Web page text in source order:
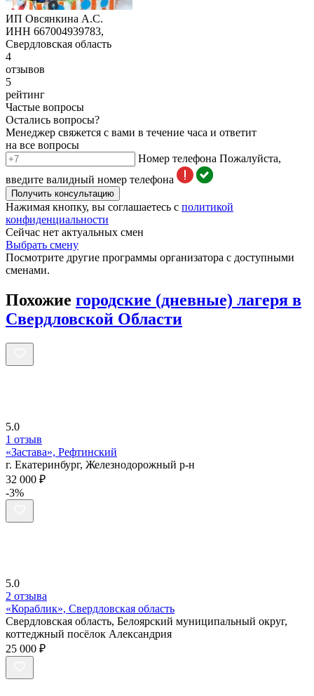
ИП Овсянкина А.С.
ИНН 667004939783,
Свердловская область
4
отзывов
5
рейтинг
Частые вопросы
Остались вопросы?
Менеджер свяжется с вами в течение часа и ответит
на все вопросы
Номер телефона Пожалуйста,
введите валидный номер телефона
Получить консультацию
Нажимая кнопку, вы соглашаетесь с политикой
конфиденциальности
Сейчас нет актуальных смен
Выбрать смену
Посмотрите другие программы организатора с доступными
сменами.
Похожие городские (дневные) лагеря в
Свердловской Области
5.0
1 отзыв
«Застава», Рефтинский
г. Екатеринбург, Железнодорожный р-н
32 000 ₽
-3%
5.0
2 отзыва
«Кораблик», Свердловская область
Свердловская область, Белоярский муниципальный округ,
коттеджный посёлок Александрия
25 000 ₽